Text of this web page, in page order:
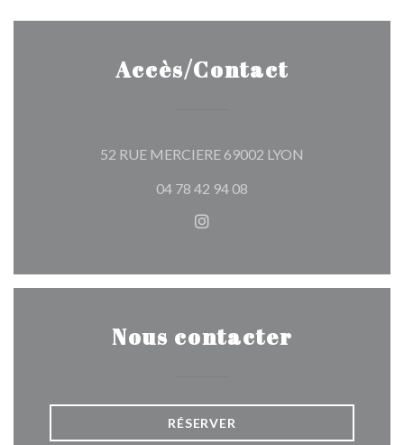
Accès/Contact
52 RUE MERCIERE 69002 LYON
04 78 42 94 08
Instagram ((ouvre une
Nous contacter
RÉSERVER